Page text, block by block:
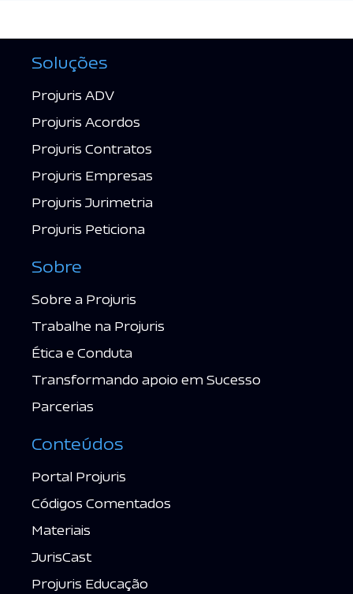
Soluções
Projuris ADV
Projuris Acordos
Projuris Contratos
Projuris Empresas
Projuris Jurimetria
Projuris Peticiona
Sobre
Sobre a Projuris
Trabalhe na Projuris
Ética e Conduta
Transformando apoio em Sucesso
Parcerias
Conteúdos
Portal Projuris
Códigos Comentados
Materiais
JurisCast
Projuris Educação